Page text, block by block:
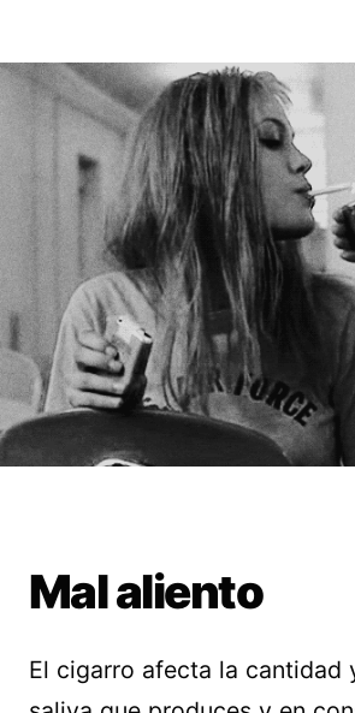
Mal aliento
El cigarro afecta la cantidad